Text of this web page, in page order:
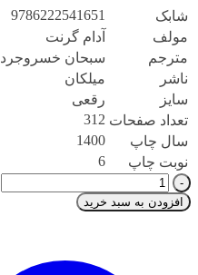
شابک
9786222541651
مولف
آدام گرنت
مترجم
سبحان
ناشر
میلکان
سایز
رقعی
تعداد صفحات 312
سال چاپ
1400
نوبت چاپ
6
دوباره
فکر
کن!
افزودن به سبد خرید